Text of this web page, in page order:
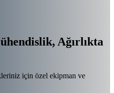
Ağırlıkta
için özel ekipman ve